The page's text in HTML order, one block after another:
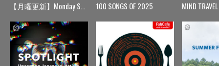
【月曜更新】Monday Spin 100 SONGS OF 2025 MIND TRAVEL